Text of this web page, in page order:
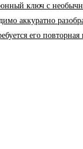
ключ с
аккуратно
его